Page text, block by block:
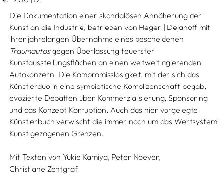
Die Dokumentation einer skandalösen Annäherung der
Kunst an die Industrie, betrieben von Heger | Dejanoff mit
ihrer jahrelangen Übernahme eines bescheidenen
Traumautosgegen Überlassung teuerster
Kunstausstellungsflächen an einen weltweit agierenden
Autokonzern. Die Kompromisslosigkeit, mit der sich das
Künstlerduo in eine symbiotische Komplizenschaft begab,
evozierte Debatten über Kommerzialisierung, Sponsoring
und das Konzept Korruption. Auch das hier vorgelegte
Künstlerbuch verwischt die immer noch um das Wertsystem
Kunst gezogenen Grenzen.
Mit Texten von Yukie Kamiya, Peter Noever,
Christiane Zentgraf